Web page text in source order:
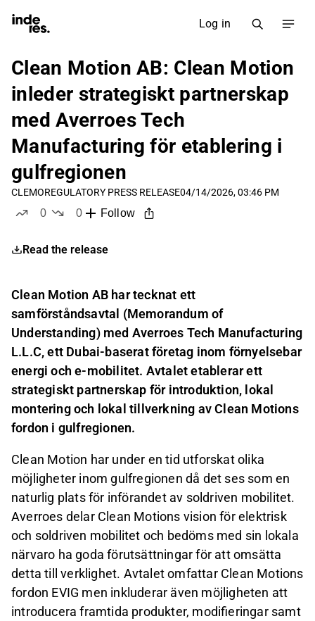
Log in
Clean Motion AB: Clean Motion
inleder strategiskt partnerskap
med Averroes Tech
Manufacturing för etablering i
gulfregionen
CLEMOREGULATORY PRESS RELEASE04/14/2026, 03:46 PM
0
0
Follow
Read the release
Clean Motion AB har tecknat ett
samförståndsavtal (Memorandum of
Understanding) med Averroes Tech Manufacturing
L.L.C, ett Dubai-baserat företag inom förnyelsebar
energi och e-mobilitet. Avtalet etablerar ett
strategiskt partnerskap för introduktion, lokal
montering och lokal tillverkning av Clean Motions
fordon i gulfregionen.
Clean Motion har under en tid utforskat olika
möjligheter inom gulfregionen då det ses som en
naturlig plats för införandet av soldriven mobilitet.
Averroes delar Clean Motions vision för elektrisk
och soldriven mobilitet och bedöms med sin lokala
närvaro ha goda förutsättningar för att omsätta
detta till verklighet. Avtalet omfattar Clean Motions
fordon EVIG men inkluderar även möjligheten att
introducera framtida produkter, modifieringar samt